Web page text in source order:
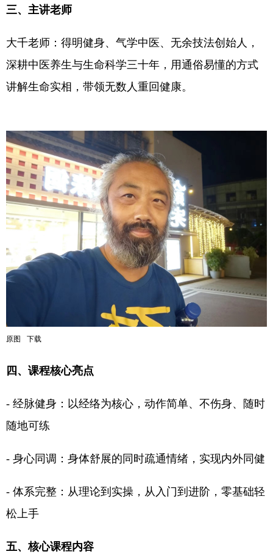
三、主讲老师
大千老师：得明健身、气学中医、无余技法创始人，
深耕中医养生与生命科学三十年，用通俗易懂的方式
讲解生命实相，带领无数人重回健康。
原图 下载
四、课程核心亮点
- 经脉健身：以经络为核心，动作简单、不伤身、随时
随地可练
- 身心同调：身体舒展的同时疏通情绪，实现内外同健
- 体系完整：从理论到实操，从入门到进阶，零基础轻
松上手
五、核心课程内容